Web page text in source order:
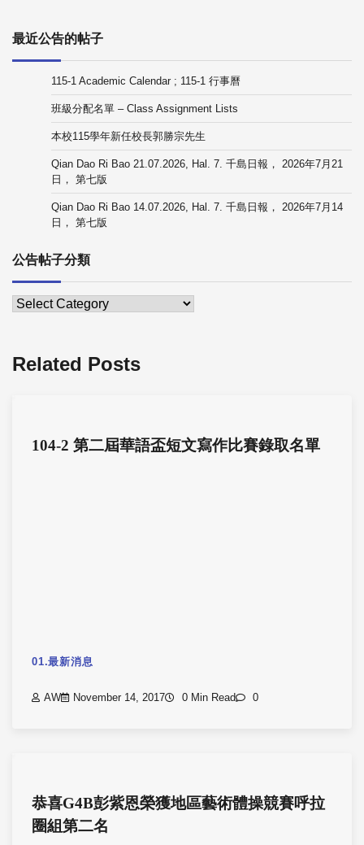
最近公告的帖子
115-1 Academic Calendar ; 115-1 行事曆
班級分配名單 – Class Assignment Lists
本校115學年新任校長郭勝宗先生
Qian Dao Ri Bao 21.07.2026, Hal. 7. 千島日報， 2026年7月21
日， 第七版
Qian Dao Ri Bao 14.07.2026, Hal. 7. 千島日報， 2026年7月14
日， 第七版
公告帖子分類
Related Posts
104-2 第二屆華語盃短文寫作比賽錄取名單
01.最新消息
AW November 14, 2017 0 Min Read 0
恭喜G4B彭紫恩榮獲地區藝術體操競賽呼拉
圈組第二名